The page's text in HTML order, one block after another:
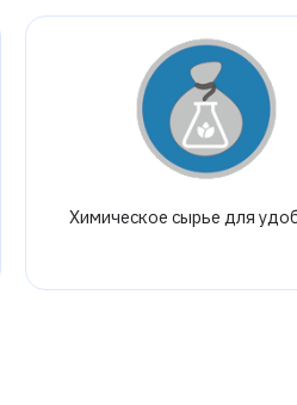
Химическое сырье для